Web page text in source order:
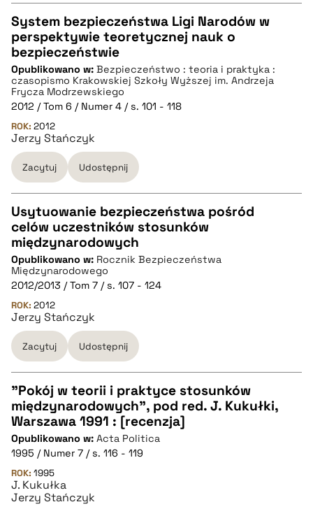
pobierz cytat
CZYSTY TEKST
pobierz cytat
BIBTEX
pobierz cytat
System bezpieczeństwa Ligi Narodów w
perspektywie teoretycznej nauk o
bezpieczeństwie
Opublikowano w: Bezpieczeństwo : teoria i praktyka :
czasopismo Krakowskiej Szkoły Wyższej im. Andrzeja
Frycza Modrzewskiego
2012 / Tom 6 / Numer 4 / s. 101 - 118
ROK: 2012
Jerzy Stańczyk
Zacytuj Udostępnij
CZYSTY TEKST
pobierz cytat
BIBTEX
pobierz cytat
Usytuowanie bezpieczeństwa pośród
celów uczestników stosunków
międzynarodowych
Opublikowano w: Rocznik Bezpieczeństwa
Międzynarodowego
2012/2013 / Tom 7 / s. 107 - 124
ROK: 2012
Jerzy Stańczyk
Zacytuj Udostępnij
CZYSTY TEKST
pobierz cytat
BIBTEX
"Pokój w teorii i praktyce stosunków
międzynarodowych", pod red. J. Kukułki,
Warszawa 1991 : [recenzja]
Opublikowano w: Acta Politica
1995 / Numer 7 / s. 116 - 119
ROK: 1995
J. Kukułka
Jerzy Stańczyk